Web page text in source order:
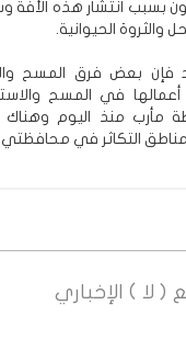
بسبب انتشار هذه
والثروة الحيوانية.
فإن بعض فرق المسح
أعمالها في المسح
مأرب منذ اليوم
التكاثر في
( لا ) الإخباري